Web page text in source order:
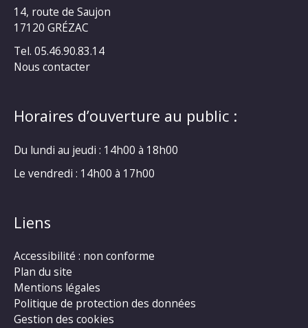
14, route de Saujon
17120 GRÉZAC
Tel. 05.46.90.83.14
Nous contacter
Horaires d’ouverture au public :
Du lundi au jeudi : 14h00 à 18h00
Le vendredi : 14h00 à 17h00
Liens
Accessibilité : non conforme
Plan du site
Mentions légales
Politique de protection des données
Gestion des cookies